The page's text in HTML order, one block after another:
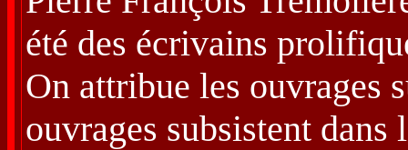
été des écrivains
On attribue les ouvrages
ouvrages subsistent